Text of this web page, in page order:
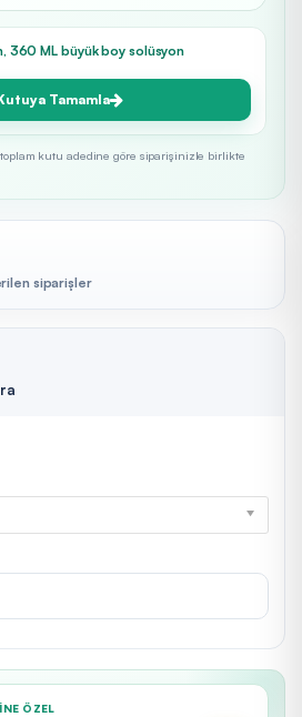
360 ML büyük boy solüsyon
Tamamla
kutu adedine göre siparişinizle birlikte
siparişler
ÖZEL